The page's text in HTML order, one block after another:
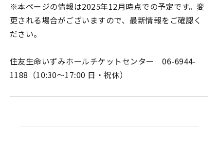
※本ページの情報は2025年12月時点での予定です。変
更される場合がございますので、最新情報をご確認く
ださい。
住友生命いずみホールチケットセンター 06-6944-
1188（10:30～17:00 日・祝休）